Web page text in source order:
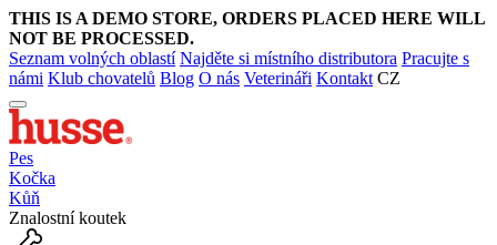
THIS IS A DEMO STORE, ORDERS PLACED HERE WILL
NOT BE PROCESSED.
Seznam volných oblastí Najděte si místního distributora Pracujte s
námi Klub chovatelů Blog O nás Veterináři Kontakt CZ
Pes
Kočka
Kůň
Znalostní koutek